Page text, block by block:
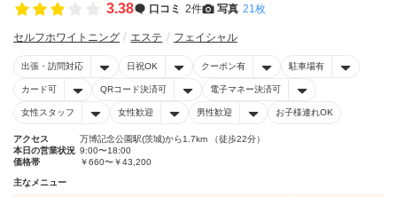
3.38 口コミ 2件 写真 21枚
セルフホワイトニング エステ フェイシャル
出張・訪問対応 日祝OK クーポン有 駐車場有
カード可 QRコード決済可 電子マネー決済可
女性スタッフ 女性歓迎 男性歓迎 お子様連れOK
アクセス
万博記念公園駅(茨城)から1.7km （徒歩22分）
本日の営業状況 9:00〜18:00
価格帯
￥660〜￥43,200
主なメニュー